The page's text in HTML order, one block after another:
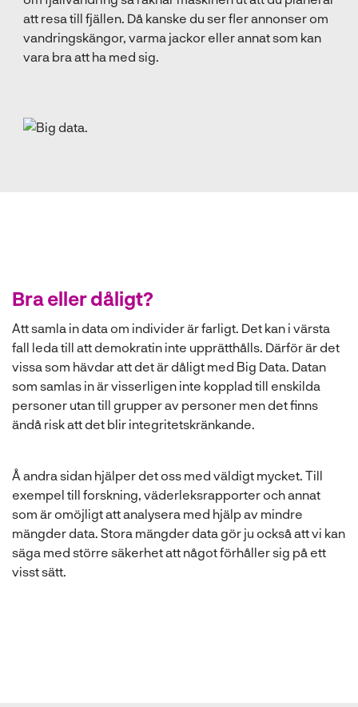
att resa till fjällen. Då kanske du ser fler annonser om
vandringskängor, varma jackor eller annat som kan
vara bra att ha med sig.
Bra eller dåligt?
Att samla in data om individer är farligt. Det kan i värsta
fall leda till att demokratin inte upprätthålls. Därför är det
vissa som hävdar att det är dåligt med Big Data. Datan
som samlas in är visserligen inte kopplad till enskilda
personer utan till grupper av personer men det finns
ändå risk att det blir integritetskränkande.
Å andra sidan hjälper det oss med väldigt mycket. Till
exempel till forskning, väderleksrapporter och annat
som är omöjligt att analysera med hjälp av mindre
mängder data. Stora mängder data gör ju också att vi kan
säga med större säkerhet att något förhåller sig på ett
visst sätt.